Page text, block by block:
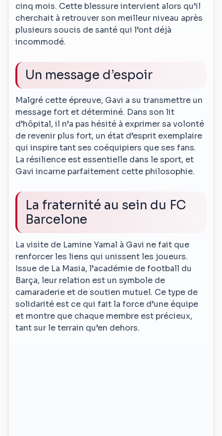
cinq mois. Cette blessure intervient alors qu’il
cherchait à retrouver son meilleur niveau après
plusieurs soucis de santé qui l’ont déjà
incommodé.
Un message d’espoir
Malgré cette épreuve, Gavi a su transmettre un
message fort et déterminé. Dans son lit
d’hôpital, il n’a pas hésité à exprimer sa volonté
de revenir plus fort, un état d’esprit exemplaire
qui inspire tant ses coéquipiers que ses fans.
La résilience est essentielle dans le sport, et
Gavi incarne parfaitement cette philosophie.
La fraternité au sein du FC
Barcelone
La visite de Lamine Yamal à Gavi ne fait que
renforcer les liens qui unissent les joueurs.
Issue de La Masia, l’académie de football du
Barça, leur relation est un symbole de
camaraderie et de soutien mutuel. Ce type de
solidarité est ce qui fait la force d’une équipe
et montre que chaque membre est précieux,
tant sur le terrain qu’en dehors.